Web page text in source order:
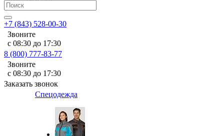
+7 (843) 528-00-30
Звоните
с 08:30 до 17:30
8 (800) 777-83-77
Звоните
с 08:30 до 17:30
Заказать звонок
Спецодежда